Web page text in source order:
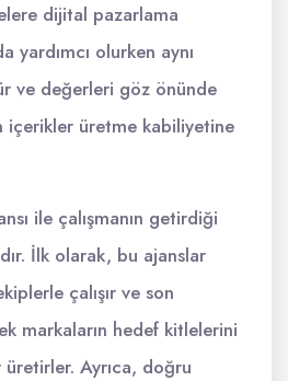
dijital pazarlama
yardımcı olurken aynı
ve değerleri göz önünde
içerikler üretme kabiliyetine
ile çalışmanın getirdiği
İlk olarak, bu ajanslar
çalışır ve son
markaların hedef kitlelerini
Ayrıca, doğru